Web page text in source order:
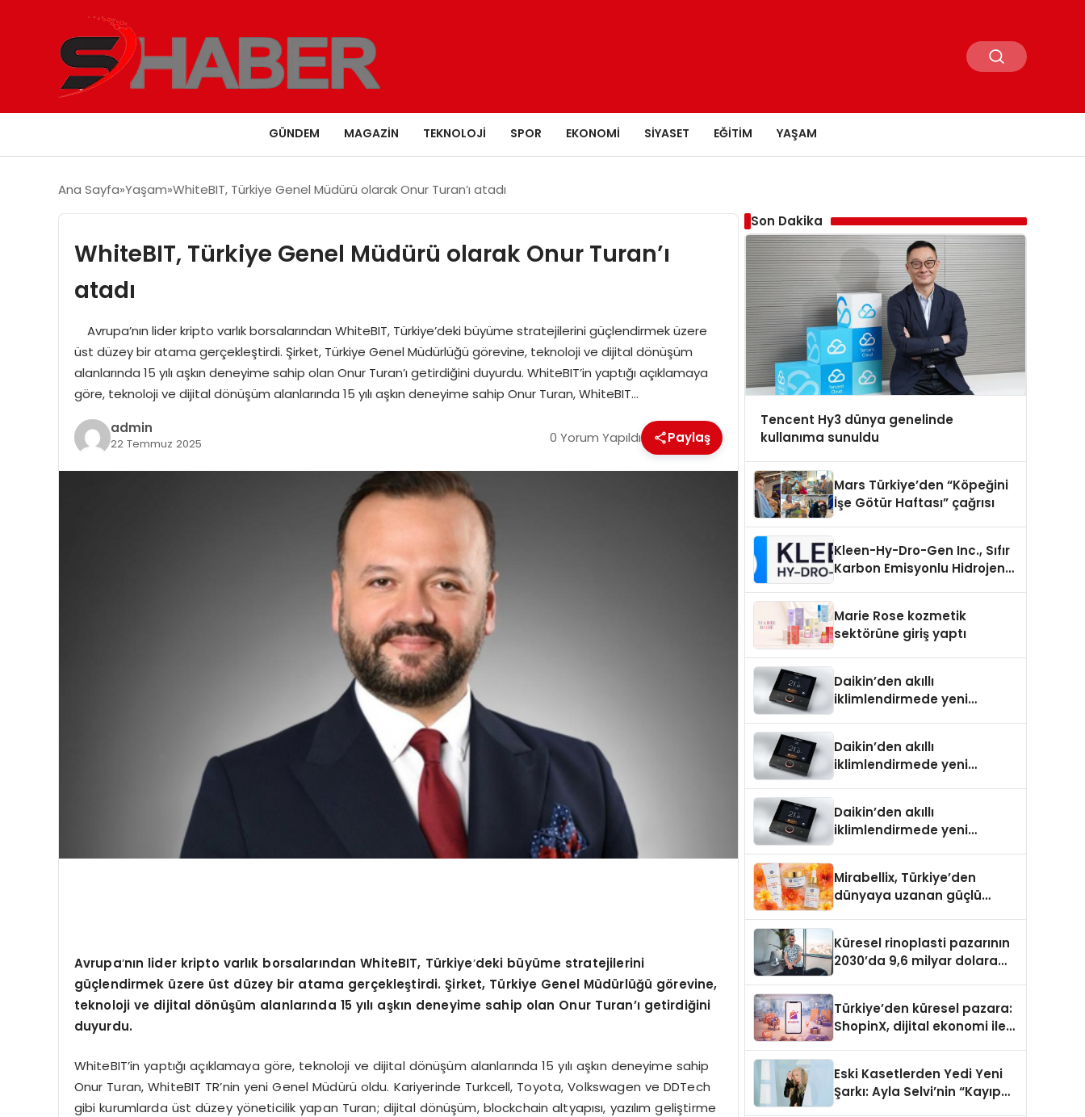
GÜNDEM MAGAZIN TEKNOLOJI SPOR EKONOMI SIYASET EĞITIM YAŞAM
Ana Sayfa Yaşam WhiteBIT, Türkiye Genel Müdürü olarak Onur Turan’ı atadı
WhiteBIT, Türkiye Genel Müdürü olarak Onur Turan’ı
atadı
Avrupa’nın lider kripto varlık borsalarından WhiteBIT, Türkiye’deki büyüme stratejilerini güçlendirmek üzere
üst düzey bir atama gerçekleştirdi. Şirket, Türkiye Genel Müdürlüğü görevine, teknoloji ve dijital dönüşüm
alanlarında 15 yılı aşkın deneyime sahip olan Onur Turan’ı getirdiğini duyurdu. WhiteBIT’in yaptığı açıklamaya
göre, teknoloji ve dijital dönüşüm alanlarında 15 yılı aşkın deneyime sahip Onur Turan, WhiteBIT…
admin
22 Temmuz 2025 0 Yorum Yapıldı Paylaş
Avrupa’nın lider kripto varlık borsalarından WhiteBIT, Türkiye’deki büyüme stratejilerini
güçlendirmek üzere üst düzey bir atama gerçekleştirdi. Şirket, Türkiye Genel Müdürlüğü görevine,
teknoloji ve dijital dönüşüm alanlarında 15 yılı aşkın deneyime sahip olan Onur Turan’ı getirdiğini
duyurdu.
WhiteBIT’in yaptığı açıklamaya göre, teknoloji ve dijital dönüşüm alanlarında 15 yılı aşkın deneyime sahip
Onur Turan, WhiteBIT TR’nin yeni Genel Müdürü oldu. Kariyerinde Turkcell, Toyota, Volkswagen ve DDTech
gibi kurumlarda üst düzey yöneticilik yapan Turan; dijital dönüşüm, blockchain altyapısı, yazılım geliştirme
Son Dakika
Tencent Hy3 dünya genelinde
kullanıma sunuldu
Mars Türkiye’den “Köpeğini
İşe Götür Haftası” çağrısı
Kleen-Hy-Dro-Gen Inc., Sıfır
Karbon Emisyonlu Hidrojen
Aldı
Marie Rose kozmetik
sektörüne giriş yaptı
Daikin’den akıllı
iklimlendirmede yeni
Daikin’den akıllı
iklimlendirmede yeni
Daikin’den akıllı
iklimlendirmede yeni
Mirabellix, Türkiye’den
dünyaya uzanan güçlü
Küresel rinoplasti pazarının
2030’da 9,6 milyar dolara
Türkiye’den küresel pazara:
ShopinX, dijital ekonomi ile
Eski Kasetlerden Yedi Yeni
Şarkı: Ayla Selvi’nin “Kayıp